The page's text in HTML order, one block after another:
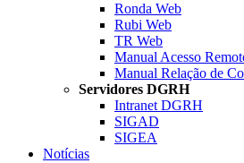
Ronda Web
Rubi Web
TR Web
Manual Acesso
Manual Relação de
Servidores DGRH
Intranet DGRH
SIGAD
SIGEA
Notícias